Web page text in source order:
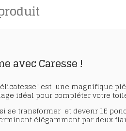
avec Caresse !
est une magnifique
idéal pour compléter votre
se transformer et devenr LE
élégamment par deux